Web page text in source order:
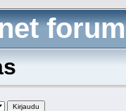
forum